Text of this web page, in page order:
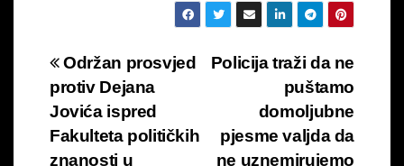
Navigacija
objava
Policija traži da ne
puštamo
domoljubne
pjesme valjda da
ne uznemirujemo
Održan prosvjed
protiv Dejana
Jovića ispred
Fakulteta političkih
znanosti u